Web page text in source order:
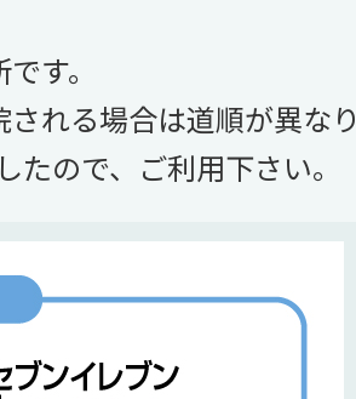
す。
れる場合は道順が異な
ので、ご利用下さい。